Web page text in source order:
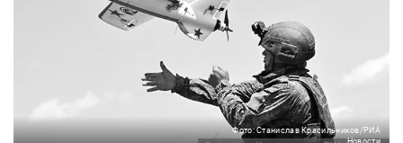
Фото: Станислав Красильников/РИА